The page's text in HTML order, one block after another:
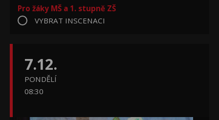
Pro žáky MŠ a 1. stupně ZŠ
VYBRAT INSCENACI
7.12.
PONDĚLÍ
08:30